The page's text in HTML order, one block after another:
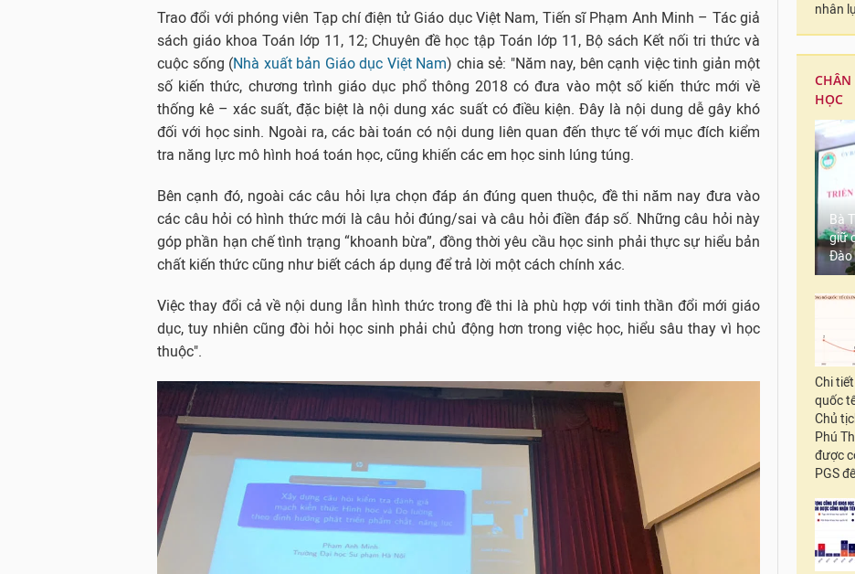
Trao đổi với phóng viên Tạp chí điện tử Giáo dục Việt Nam, Tiến sĩ Phạm Anh Minh – Tác giả
sách giáo khoa Toán lớp 11, 12; Chuyên đề học tập Toán lớp 11, Bộ sách Kết nối tri thức và
cuộc sống (Nhà xuất bản Giáo dục Việt Nam) chia sẻ: "Năm nay, bên cạnh việc tinh giản một
số kiến thức, chương trình giáo dục phổ thông 2018 có đưa vào một số kiến thức mới về
thống kê – xác suất, đặc biệt là nội dung xác suất có điều kiện. Đây là nội dung dễ gây khó
đối với học sinh. Ngoài ra, các bài toán có nội dung liên quan đến thực tế với mục đích kiểm
tra năng lực mô hình hoá toán học, cũng khiến các em học sinh lúng túng.
Bên cạnh đó, ngoài các câu hỏi lựa chọn đáp án đúng quen thuộc, đề thi năm nay đưa vào
các câu hỏi có hình thức mới là câu hỏi đúng/sai và câu hỏi điền đáp số. Những câu hỏi này
góp phần hạn chế tình trạng “khoanh bừa”, đồng thời yêu cầu học sinh phải thực sự hiểu bản
chất kiến thức cũng như biết cách áp dụng để trả lời một cách chính xác.
Việc thay đổi cả về nội dung lẫn hình thức trong đề thi là phù hợp với tinh thần đổi mới giáo
dục, tuy nhiên cũng đòi hỏi học sinh phải chủ động hơn trong việc học, hiểu sâu thay vì học
thuộc".
nhân
CHÂN
HỌC
Bà
giữ
Đào
Chi
quốc
Chủ
Phú
được
PGS